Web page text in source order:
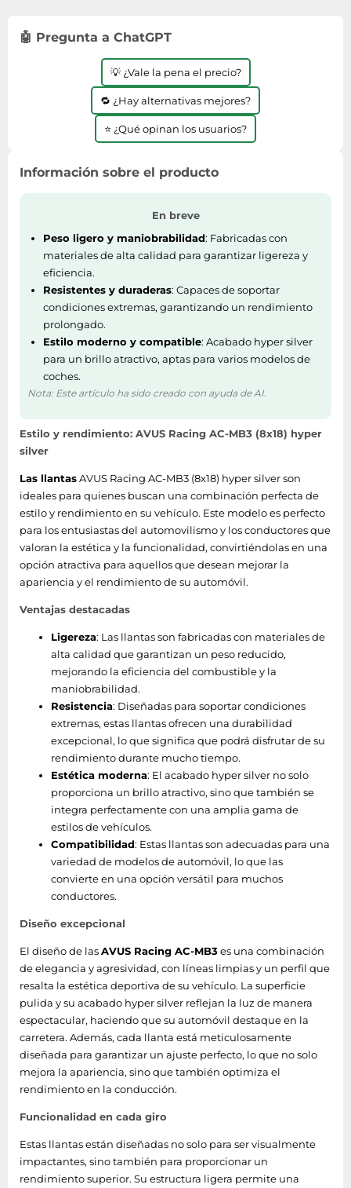
Tiendas de campaña
Zapatillas de tenis
Zapatillas deportivas
Perfumes unisex
Placer y anticoncepción
Productos de higiene corporal
Productos para baño y ducha
Protectores solares
Sets de belleza
Tratamientos faciales
Microondas
Monitores y pantallas ordenador
Máquinas de afeitar
Ordenadores portátiles
Placas de cocina
Sonido y alta fidelidad
TV, vídeo y DVD
Tablets
Telecomunicaciones
Televisores
Vehículos a escala
Relojes de pulsera
Tejer y crochet
Zapatillas de atletismo
Zapatillas de baloncesto
🤖 Pregunta a ChatGPT
💡 ¿Vale la pena el precio?
🔁 ¿Hay alternativas mejores?
⭐ ¿Qué opinan los usuarios?
Información sobre el producto
En breve
Peso ligero y maniobrabilidad: Fabricadas con
materiales de alta calidad para garantizar ligereza y
eficiencia.
Resistentes y duraderas: Capaces de soportar
condiciones extremas, garantizando un rendimiento
prolongado.
Estilo moderno y compatible: Acabado hyper silver
para un brillo atractivo, aptas para varios modelos de
coches.
Nota: Este artículo ha sido creado con ayuda de AI.
Estilo y rendimiento: AVUS Racing AC-MB3 (8x18) hyper
silver
Las llantasAVUS Racing AC-MB3 (8x18) hyper silver son
ideales para quienes buscan una combinación perfecta de
estilo y rendimiento en su vehículo. Este modelo es perfecto
para los entusiastas del automovilismo y los conductores que
valoran la estética y la funcionalidad, convirtiéndolas en una
opción atractiva para aquellos que desean mejorar la
apariencia y el rendimiento de su automóvil.
Ventajas destacadas
Ligereza: Las llantas son fabricadas con materiales de
alta calidad que garantizan un peso reducido,
mejorando la eficiencia del combustible y la
maniobrabilidad.
Resistencia: Diseñadas para soportar condiciones
extremas, estas llantas ofrecen una durabilidad
excepcional, lo que significa que podrá disfrutar de su
rendimiento durante mucho tiempo.
Estética moderna: El acabado hyper silver no solo
proporciona un brillo atractivo, sino que también se
integra perfectamente con una amplia gama de
estilos de vehículos.
Compatibilidad: Estas llantas son adecuadas para una
variedad de modelos de automóvil, lo que las
convierte en una opción versátil para muchos
conductores.
Diseño excepcional
El diseño de lasAVUS Racing AC-MB3es una combinación
de elegancia y agresividad, con líneas limpias y un perfil que
resalta la estética deportiva de su vehículo. La superficie
pulida y su acabado hyper silver reflejan la luz de manera
espectacular, haciendo que su automóvil destaque en la
carretera. Además, cada llanta está meticulosamente
diseñada para garantizar un ajuste perfecto, lo que no solo
mejora la apariencia, sino que también optimiza el
rendimiento en la conducción.
Funcionalidad en cada giro
Estas llantas están diseñadas no solo para ser visualmente
impactantes, sino también para proporcionar un
rendimiento superior. Su estructura ligera permite una